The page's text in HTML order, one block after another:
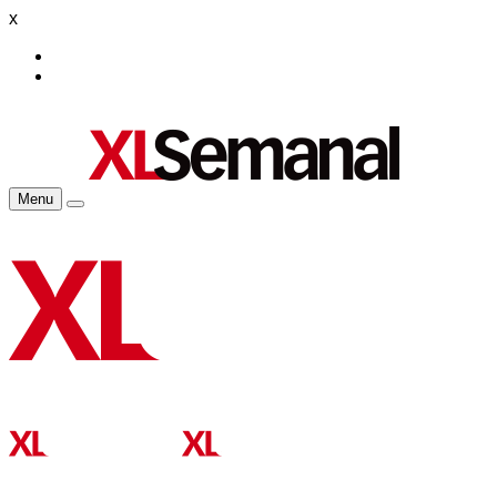
x
Menu